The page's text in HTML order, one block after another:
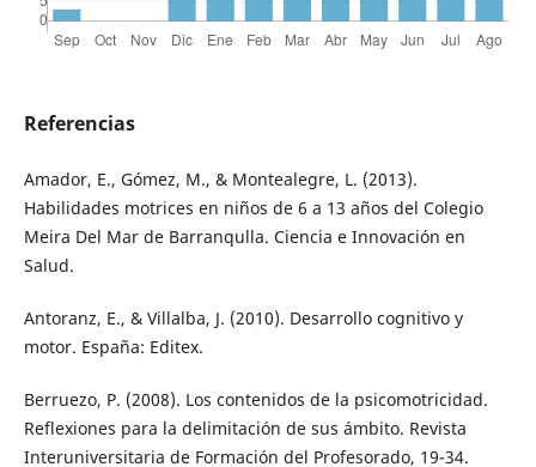
Referencias
Amador, E., Gómez, M., & Montealegre, L. (2013).
Habilidades motrices en niños de 6 a 13 años del Colegio
Meira Del Mar de Barranqulla. Ciencia e Innovación en
Salud.
Antoranz, E., & Villalba, J. (2010). Desarrollo cognitivo y
motor. España: Editex.
Berruezo, P. (2008). Los contenidos de la psicomotricidad.
Reflexiones para la delimitación de sus ámbito. Revista
Interuniversitaria de Formación del Profesorado, 19-34.